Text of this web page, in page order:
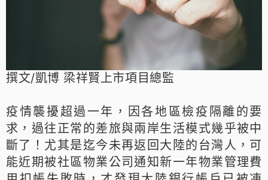
撰文/凱博 梁祥賢上市項目總監
疫情襲擾超過一年，因各地區檢疫隔離的要
求，過往正常的差旅與兩岸生活模式幾乎被中
斷了！尤其是迄今未再返回大陸的台灣人，可
能近期被社區物業公司通知新一年物業管理費